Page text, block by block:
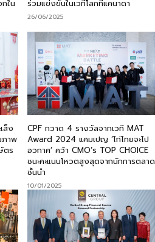
ใน
ร่วมแข่งขันในเวทีโลกที่แคนาดา
26/06/2025
ส็ง
ภาพ
ตร
CPF กวาด 4 รางวัลจากเวที MAT
Award 2024 แคมเปญ ‘ไก่ไทยจะไป
อวกาศ’ คว้า CMO’s TOP CHOICE
ชนะคะแนนโหวตสูงสุดจากนักการตลาด
ชั้นนำ
10/01/2025